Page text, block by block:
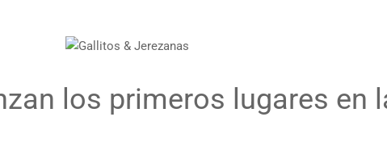
los primeros lugares en